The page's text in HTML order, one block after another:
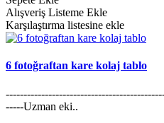
Alışveriş Listeme Ekle
Karşılaştırma listesine ekle
6 fotoğraftan kare kolaj tablo
-----Uzman eki..